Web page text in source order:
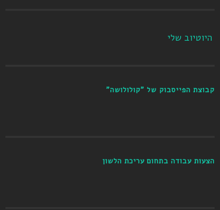
היוטיוב שלי
קבוצת הפייסבוק של "קולולושה"
הצעות עבודה בתחום עריכת הלשון